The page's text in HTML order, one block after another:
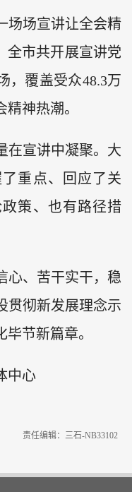
场场宣讲让全会精
全市共开展宣讲党
，覆盖受众48.3万
神热潮。
在宣讲中凝聚。大
重点、回应了关
策、也有路径措
心、苦干实干，稳
贯彻新发展理念示
节新篇章。
中心
责任编辑：三石-NB33102